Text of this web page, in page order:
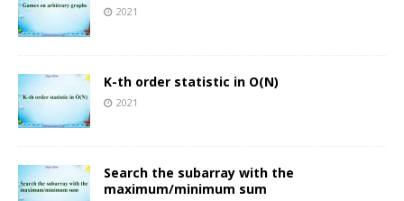
2021
K-th order statistic in O(N)
2021
Search the subarray with the
maximum/minimum sum